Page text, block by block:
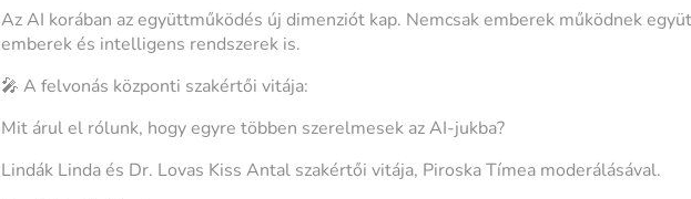
Az AI korában az együttműködés új dimenziót kap. Nemcsak emberek működnek
emberek és intelligens rendszerek is.
🎤 A felvonás központi szakértői vitája:
Mit árul el rólunk, hogy egyre többen szerelmesek az AI-jukba?
Lindák Linda és Dr. Lovas Kiss Antal szakértői vitája, Piroska Tímea moderálásával.